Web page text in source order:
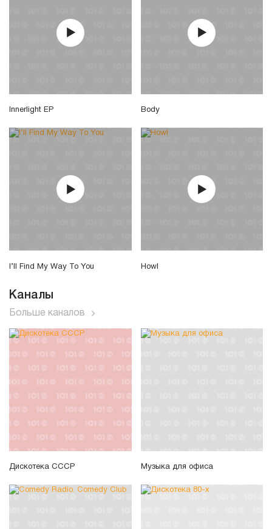
Innerlight EP Body
I’ll Find My Way To You Howl
Каналы
Больше каналов
Дискотека СССР Музыка для офиса